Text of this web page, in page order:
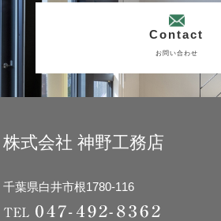
Contact
お問い合わせ
株式会社 神野工務店
千葉県白井市根1780-116